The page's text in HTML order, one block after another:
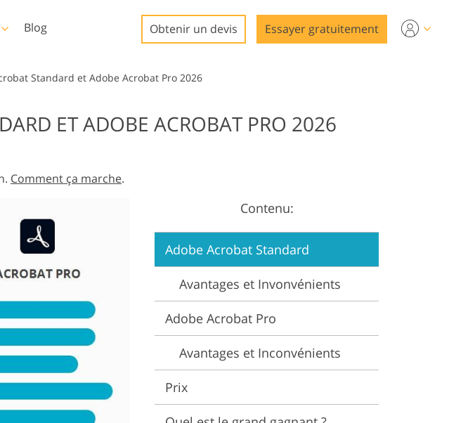
Services de retouche photo
Services de restauration
Services de montage vidéo
Video
LUT professionnelles
Superpositions vidéo
Blog Obtenir un devis Essayer gratuitement
Standard et Adobe Acrobat Pro 2026
ET ADOBE ACROBAT PRO 2026
Comment ça marche.
Contenu:
Adobe Acrobat Standard
Avantages et Invonvénients
Adobe Acrobat Pro
Avantages et Inconvénients
Prix